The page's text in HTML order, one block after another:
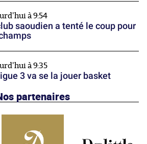
à 9:54
saoudien a tenté le coup pour
à 9:35
3 va se la jouer basket
partenaires